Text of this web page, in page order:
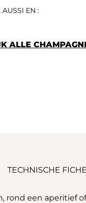
AUSSI EN :
ALLE
TECHNISCHE FICHE
rond een aperitief